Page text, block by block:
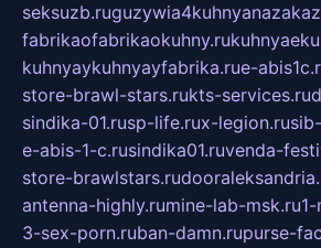
seksuzb.ru
fabrikaofabrikaokuhny.ru
kuhnyaykuhnyayfabrika.rue-
store-brawl-stars.rukts-services.ru
sindika-01.rusp-life.rux-legion.ru
e-abis-1-c.rusindika01.ruvenda-
store-brawlstars.ru
antenna-highly.rumine-lab-msk.ru
3-sex-porn.ruban-damn.rupurse-